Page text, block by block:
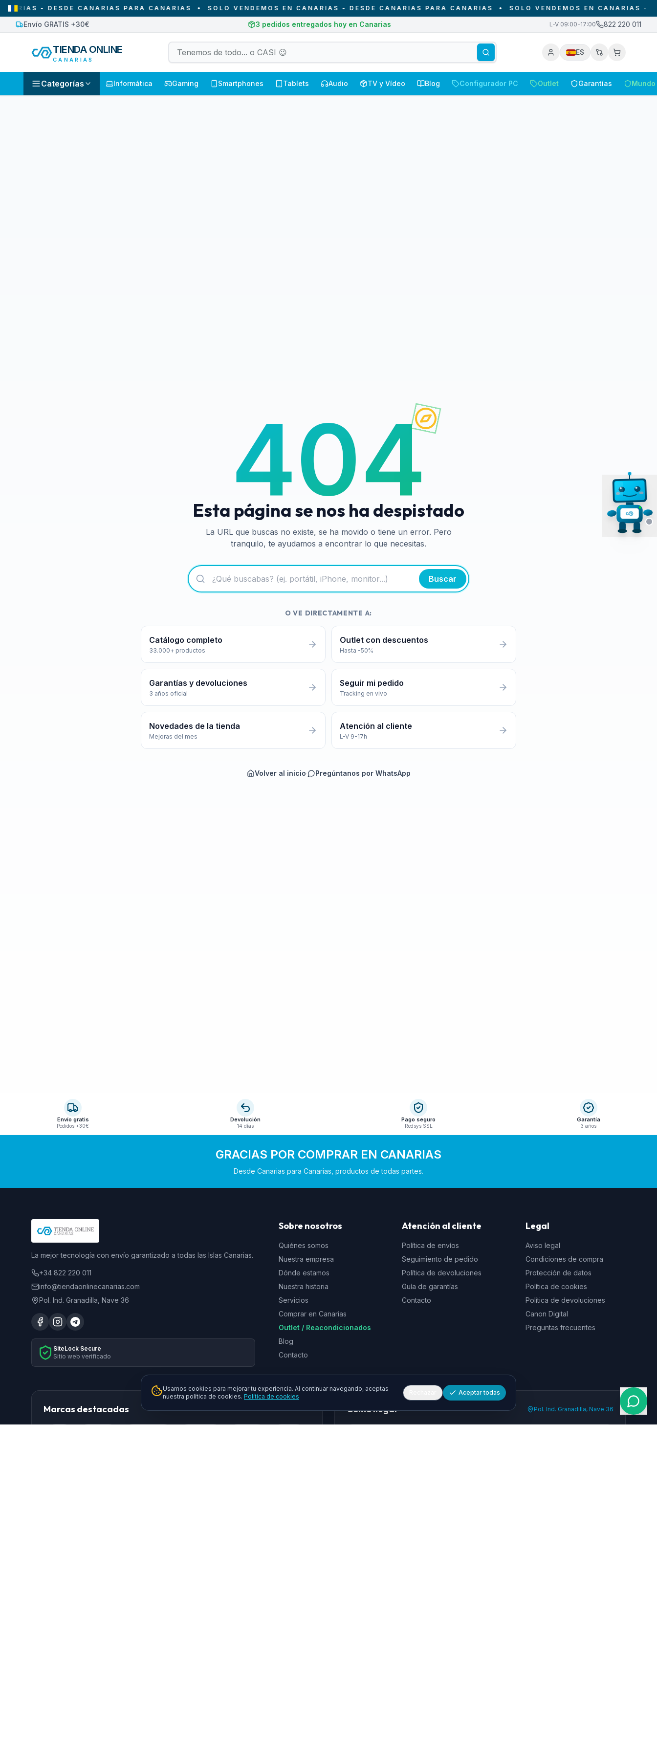
- DESDE CANARIAS PARA CANARIAS• SOLO VENDEMOS EN CANARIAS - DESDE CANARIAS PARA CANARIAS• SOLO VENDEMOS EN CANARIAS -
Envío GRATIS +30€ 3 pedidos entregados hoy en Canarias L-V 09:00-17:00 822 220 011
TIENDA ONLINE
CANARIAS
ES
Categorías Informática Gaming Smartphones Tablets Audio TV y Vídeo Blog Configurador PC Outlet Garantías
404
Esta página se nos ha despistado
La URL que buscas no existe, se ha movido o tiene un error. Pero
tranquilo, te ayudamos a encontrar lo que necesitas.
Buscar
O VE DIRECTAMENTE A:
Catálogo completo
33.000+ productos
Outlet con descuentos
Hasta -50%
Garantías y devoluciones
3 años oficial
Seguir mi pedido
Tracking en vivo
Novedades de la tienda
Mejoras del mes
Atención al cliente
L-V 9-17h
Volver al inicio· Pregúntanos por WhatsApp
Envío gratis
Pedidos +30€
Devolución
14 días
Pago seguro
Redsys SSL
Garantía
3 años
GRACIAS POR COMPRAR EN CANARIAS
Desde Canarias para Canarias, productos de todas partes.
La mejor tecnología con envío garantizado a todas las Islas Canarias.
+34 822 220 011
info@tiendaonlinecanarias.com
Pol. Ind. Granadilla, Nave 36
SiteLock Secure
Sitio web verificado
Sobre nosotros
Quiénes somos
Nuestra empresa
Dónde estamos
Nuestra historia
Servicios
Comprar en Canarias
Outlet / Reacondicionados
Blog
Contacto
Atención al cliente
Política de envíos
Seguimiento de pedido
Política de devoluciones
Guía de garantías
Contacto
Legal
Aviso legal
Condiciones de compra
Protección de datos
Política de cookies
Política de devoluciones
Canon Digital
Preguntas frecuentes
Marcas destacadas Cómo llegar Pol. Ind. Granadilla, Nave 36
Usamos cookies para mejorar tu experiencia. Al continuar navegando, aceptas
nuestra política de cookies. Política de cookies
Aceptar todas